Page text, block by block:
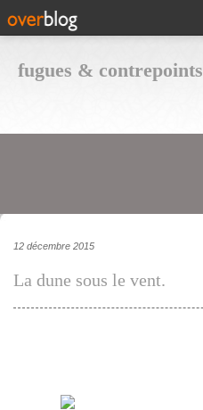
fugues & contrepoints
12 décembre 2015
La dune sous le vent.